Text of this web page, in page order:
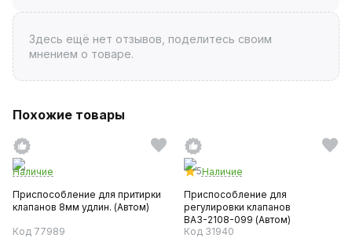
Здесь ещё нет отзывов, поделитесь своим
мнением о товаре.
Похожие товары
Наличие
Приспособление для притирки
клапанов 8мм удлин. (Автом)
Код 77989
5Наличие
Приспособление для
регулировки клапанов
ВАЗ-2108-099 (Автом)
Код 31940